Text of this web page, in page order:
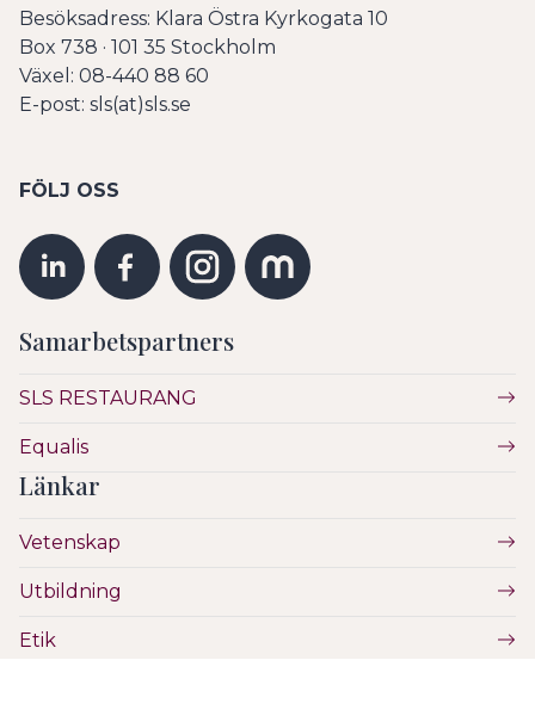
Besöksadress: Klara Östra Kyrkogata 10
Box 738 · 101 35 Stockholm
Växel: 08-440 88 60
E-post: sls(at)sls.se
FÖLJ OSS
Samarbetspartners
SLS RESTAURANG
Equalis
Länkar
Vetenskap
Utbildning
Etik